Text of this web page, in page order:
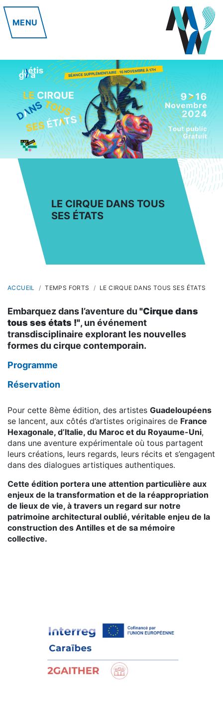
MENU
LE CIRQUE DANS TOUS
SES ÉTATS
ACCUEIL TEMPS FORTS LE CIRQUE DANS TOUS SES ÉTATS
Embarquez dans l’aventure du "Cirque dans
tous ses états !", un événement
transdisciplinaire explorant les nouvelles
formes du cirque contemporain.
Programme
Réservation
Pour cette 8ème édition, des artistes Guadeloupéens
se lancent, aux côtés d’artistes originaires de France
Hexagonale, d’Italie, du Maroc et du Royaume-Uni,
dans une aventure expérimentale où tous partagent
leurs créations, leurs regards, leurs récits et s’engagent
dans des dialogues artistiques authentiques.
Cette édition portera une attention particulière aux
enjeux de la transformation et de la réappropriation
de lieux de vie, à travers un regard sur notre
patrimoine architectural oublié, véritable enjeu de la
construction des Antilles et de sa mémoire
collective.